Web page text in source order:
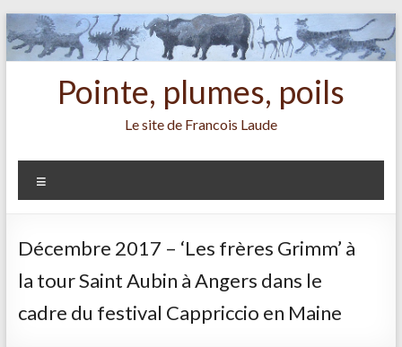
Aller
au
contenu
Pointe, plumes, poils
Le site de Francois Laude
Décembre 2017 – ‘Les frères Grimm’ à
la tour Saint Aubin à Angers dans le
cadre du festival Cappriccio en Maine